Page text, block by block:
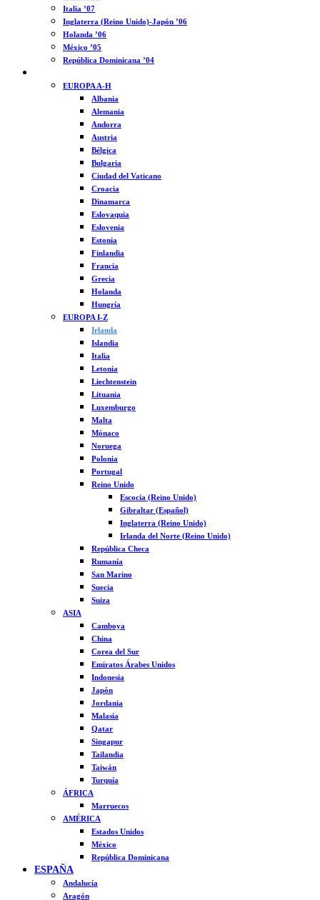
Italia ’07
Inglaterra (Reino Unido)-Japón ’06
Holanda ’06
México ’05
República Dominicana ’04
EUROPA A-H
Albania
Alemania
Andorra
Austria
Bélgica
Bulgaria
Ciudad del Vaticano
Croacia
Dinamarca
Eslovaquia
Eslovenia
Estonia
Finlandia
Francia
Grecia
Holanda
Hungría
EUROPA I-Z
Irlanda
Islandia
Italia
Letonia
Liechtenstein
Lituania
Luxemburgo
Malta
Mónaco
Noruega
Polonia
Portugal
Reino Unido
Escocia (Reino Unido)
Gibraltar (Español)
Inglaterra (Reino Unido)
Irlanda del Norte (Reino Unido)
República Checa
Rumanía
San Marino
Suecia
Suiza
ASIA
Camboya
China
Corea del Sur
Emiratos Árabes Unidos
Indonesia
Japón
Jordania
Malasia
Qatar
Singapur
Tailandia
Taiwán
Turquía
ÁFRICA
Marruecos
AMÉRICA
Estados Unidos
México
República Dominicana
ESPAÑA
Andalucía
Aragón